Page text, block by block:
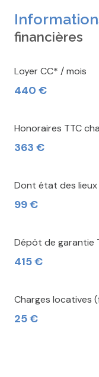
financières
Loyer CC* / mois
440 €
Honoraires TTC
363 €
Dont état des lieux
99 €
Dépôt de garantie
415 €
Charges locatives
25 €